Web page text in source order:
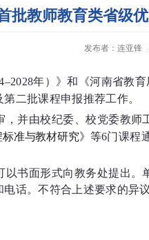
批教师教育类省级
发布者：连亚锋
年）》和《河南省教
二批课程申报推荐工作。
并由校纪委、校党委教
准与教材研究》等6门课程
书面形式向教务处提出
话。不符合上述要求的异